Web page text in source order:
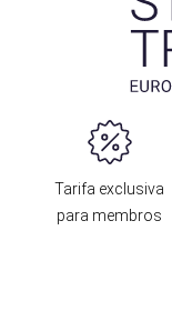
Tarifa exclusiva
para membros